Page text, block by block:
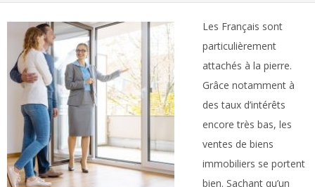
Les Français sont
particulièrement
attachés à la pierre.
Grâce notamment à
des taux d’intérêts
encore très bas, les
ventes de biens
immobiliers se portent
bien. Sachant qu’un